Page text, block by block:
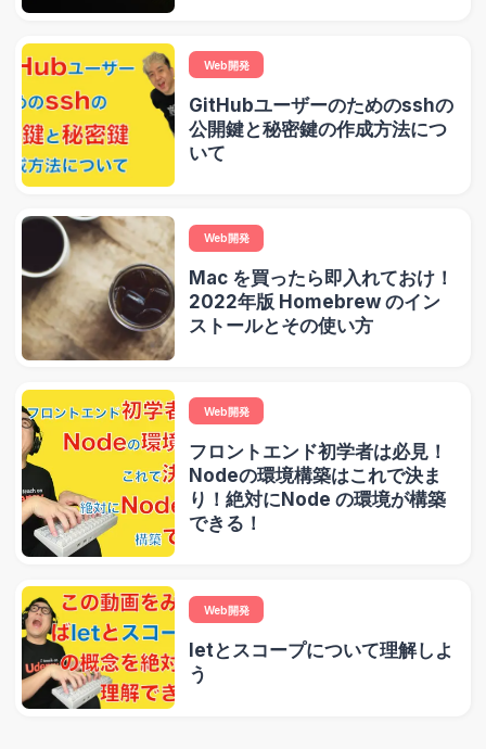
Web開発
GitHubユーザーのためのsshの
公開鍵と秘密鍵の作成方法につ
いて
Web開発
Mac を買ったら即入れておけ！
2022年版 Homebrew のイン
ストールとその使い方
Web開発
フロントエンド初学者は必見！
Nodeの環境構築はこれで決ま
り！絶対にNode の環境が構築
できる！
Web開発
letとスコープについて理解しよ
う